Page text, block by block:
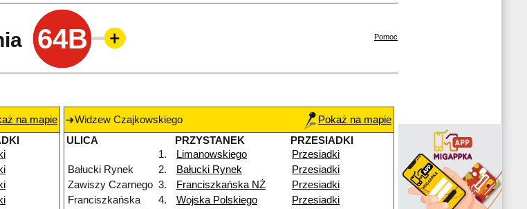
64B Pomoc
na mapie
Widzew Czajkowskiego
Pokaż na mapie
ULICA
PRZYSTANEK
PRZESIADKI
1.
Limanowskiego
Przesiadki
Bałucki Rynek
2. Bałucki Rynek
Przesiadki
Zawiszy Czarnego 3. Franciszkańska NŻ
Przesiadki
Franciszkańska
4. Wojska Polskiego
Przesiadki